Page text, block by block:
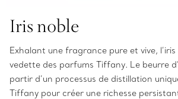
Iris noble
Exhalant une fragrance pure et vive, l’iris
vedette des parfums Tiffany. Le beurre
partir d’un processus de distillation
Tiffany pour créer une richesse